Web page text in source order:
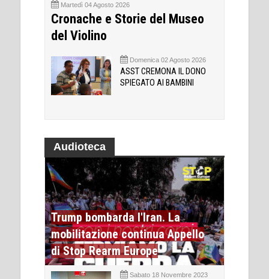
Martedì 04 Agosto 2026
Cronache e Storie del Museo
del Violino
Domenica 02 Agosto 2026
ASST CREMONA IL DONO
SPIEGATO AI BAMBINI
Audioteca
Trump bombarda l'Iran. La
mobilitazione continua Appello
di Stop Rearm Europe
Sabato 18 Novembre 2023